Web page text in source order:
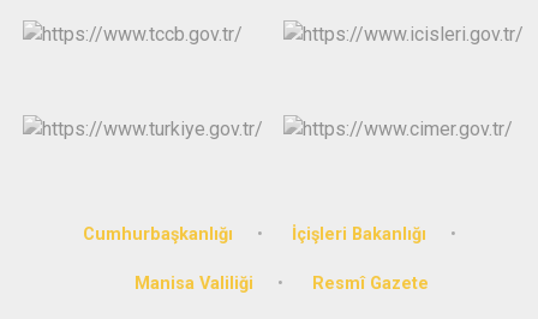
Cumhurbaşkanlığı İçişleri Bakanlığı
Manisa Valiliği Resmî Gazete